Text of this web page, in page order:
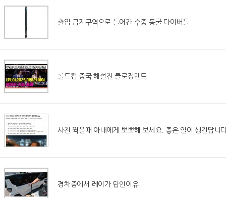
출입 금지구역으로 들어간 수중 동굴 다이버들
롤드컵 중국 해설진 클로징멘트
사진 찍을때 아내에게 뽀뽀해 보세요. 좋은 일이 생긴답니
경차중에서 레이가 탑인이유